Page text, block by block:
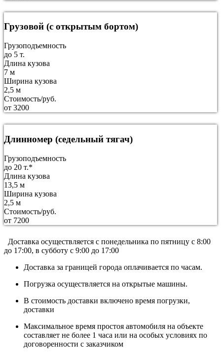
Грузовой (с открытым бортом)
Грузоподъемность
до 5 т.
Длина кузова
7 м
Ширина кузова
2,5 м
Стоимость/руб.
от 3200
Длинномер (седельный тягач)
Грузоподъемность
до 20 т.*
Длина кузова
13,5 м
Ширина кузова
2,5 м
Стоимость/руб.
от 7200
Доставка осуществляется c понедельника по пятницу с 8:00
до 17:00, в субботу с 9:00 до 17:00
Доставка за границей города оплачивается по часам.
Погрузка осуществляется на открытые машины.
В стоимость доставки включено время погрузки,
доставки
Максимальное время простоя автомобиля на объекте
составляет не более 1 часа или на особых условиях по
договоренности с заказчиком